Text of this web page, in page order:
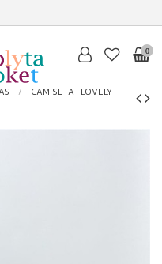
0
CAMISETA LOVELY